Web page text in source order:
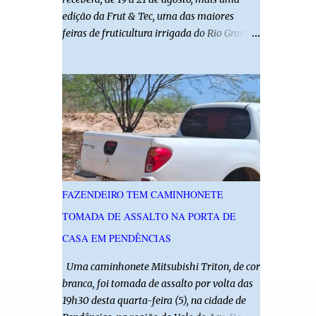
edição da Frut & Tec, uma das maiores
feiras de fruticultura irrigada do Rio Grande
estudantes e profissionais do agronegócio,
com palestras de especialistas, visitas
técnicas a campo e uma ampla exposição de
empresas, instituições e tecnologias voltadas
ao setor. Além das atividades técnicas, a
feira contará com programação cultural. No
dia 20 de agosto, o público poderá prestigiar
o show de humor com Mução, seguido de
apresentação musical de Vê Barreto. A Frut
& Tec reforça a importância do Distrito de
fruticultura irrigada, promovendo
conhecimento, inovação e oportunidades
para o desenvolvimento do agronegócio
FAZENDEIRO TEM CAMINHONETE
TOMADA DE ASSALTO NA PORTA DE
CASA EM PENDÊNCIAS
Uma caminhonete Mitsubishi Triton, de cor
branca, foi tomada de assalto por volta das
19h30 desta quarta-feira (5), na cidade de